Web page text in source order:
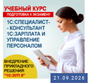
21.09.2026